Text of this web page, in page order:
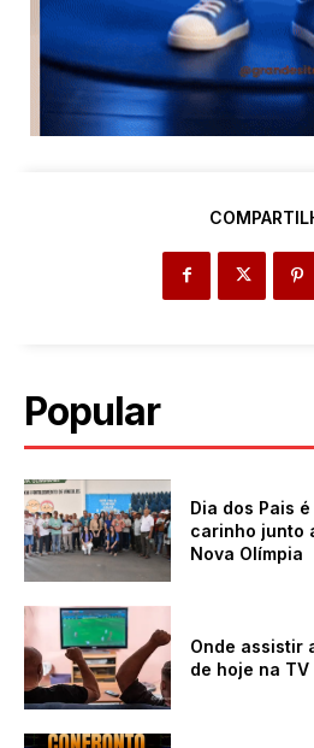
Popular
Dia dos Pais
carinho junto
Nova Olímpia
Onde assistir
de hoje na